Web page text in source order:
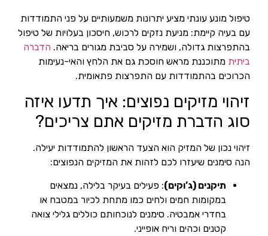
טיפול מונע עונתי מציע יתרונות משמעותיים על פני התמודדות
עם בעיה קיימת: מניעת נזקים לרכוש, חיסכון בעלויות של טיפול
בהתפרצות גדולה, ושמירה על סביבת מגורים בריאה. הדברה
ביתית מתוכננת מראש חוסכת גם את הלחץ והאי-נעימות
הכרוכים בהתמודדות עם התפרצות פתאומית.
זיהוי מזיקים נפוצים: איך תדעו איזה
סוג הדברת מזיקים אתם צריכים?
זיהוי נכון של המזיק הוא הצעד הראשון להתמודדות יעילה.
הנה סימנים שיעזרו לכם לזהות את המזיקים הנפוצים:
תיקנים (ג’וקים): פעילים בעיקר בלילה, נמצאים
במקומות חמים ולחים כמו מתחת לכיור במטבח או
בחדרי אמבטיה. סימנים לנוכחותם כוללים גלילי צואה
קטנים וכהים וריח אופייני.